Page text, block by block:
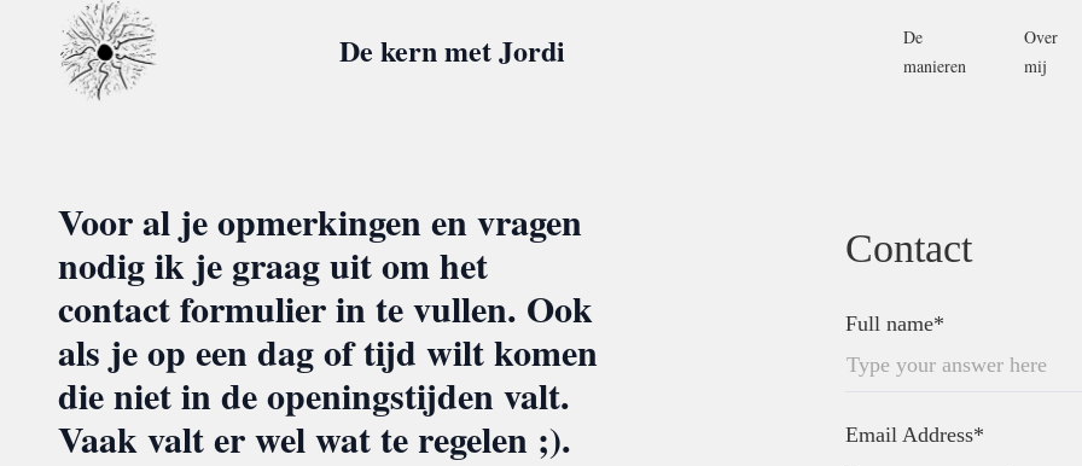
De kern met Jordi
De
manieren
Over
mij
Voor al je opmerkingen en vragen
nodig ik je graag uit om het
contact formulier in te vullen. Ook
als je op een dag of tijd wilt komen
die niet in de openingstijden valt.
Vaak valt er wel wat te regelen ;).
Contact
Full name*
Email Address*